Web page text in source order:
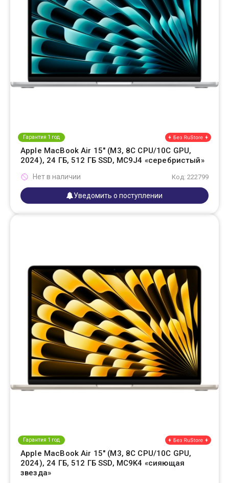
Гарантия 1 год
Apple MacBook Air 15" (M3, 8C CPU/10C GPU,
2024), 24 ГБ, 512 ГБ SSD, MC9J4 «серебристый»
Код: 222799
Нет в наличии
Уведомить о поступлении
Гарантия 1 год
Apple MacBook Air 15" (M3, 8C CPU/10C GPU,
2024), 24 ГБ, 512 ГБ SSD, MC9K4 «сияющая
звезда»